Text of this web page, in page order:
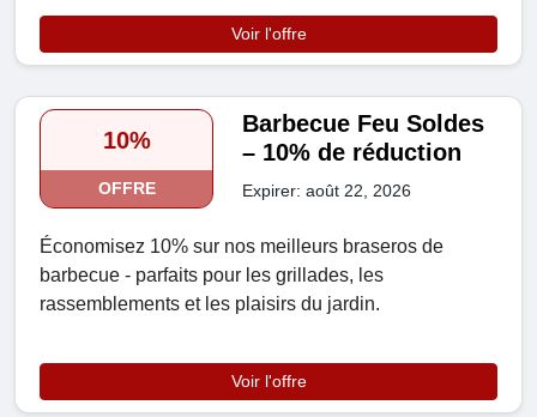
Voir l'offre
10%
OFFRE
Barbecue Feu Soldes
– 10% de réduction
Expirer: août 22, 2026
Économisez 10% sur nos meilleurs braseros de
barbecue - parfaits pour les grillades, les
rassemblements et les plaisirs du jardin.
Voir l'offre